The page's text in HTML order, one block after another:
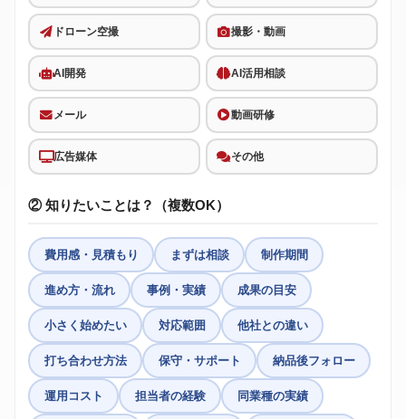
ドローン空撮 撮影・動画
AI開発 AI活用相談
メール 動画研修
広告媒体 その他
② 知りたいことは？（複数OK）
費用感・見積もり まずは相談 制作期間
進め方・流れ 事例・実績 成果の目安
小さく始めたい 対応範囲 他社との違い
打ち合わせ方法 保守・サポート 納品後フォロー
運用コスト 担当者の経験 同業種の実績